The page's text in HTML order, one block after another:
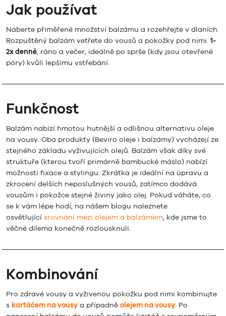
Jak používat
Naberte přiměřené množství balzámu a rozehřejte v dlaních.
Rozpuštěný balzám vetřete do vousů a pokožky pod nimi. 1-
2x denně, ráno a večer, ideálně po sprše (kdy jsou otevřené
póry) kvůli lepšímu vstřebání.
Funkčnost
Balzám nabízí hmotou hutnější a odlišnou alternativu oleje
na vousy. Oba produkty (Beviro oleje i balzámy) vycházejí ze
stejného základu vyživujících olejů. Balzám však díky své
struktuře (kterou tvoří primárně bambucké máslo) nabízí
možnosti fixace a stylingu. Zkrátka je ideální na úpravu a
zkrocení delších neposlušných vousů, zatímco dodává
vousům i pokožce stejné živiny jako olej. Pokud váháte, co
se k vám lépe hodí, na nášem blogu naleznete
osvětlující srovnání mezi olejem a balzámem, kde jsme to
věčné dilema konečně rozlousknuli.
Kombinování
Pro zdravé vousy a vyživenou pokožku pod nimi kombinujte
s kartáčem na vousy a případně olejem na vousy. Po